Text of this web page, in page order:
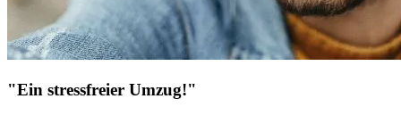
"Ein stressfreier Umzug!"